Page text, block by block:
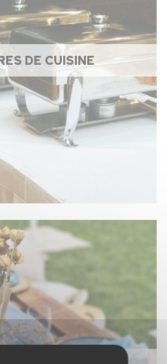
DE CUISINE